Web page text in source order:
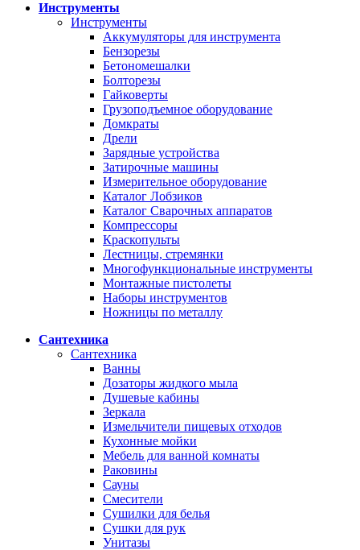
Инструменты
Инструменты
Аккумуляторы для инструмента
Бензорезы
Бетономешалки
Болторезы
Гайковерты
Грузоподъемное оборудование
Домкраты
Дрели
Зарядные устройства
Затирочные машины
Измерительное оборудование
Каталог Лобзиков
Каталог Сварочных аппаратов
Компрессоры
Краскопульты
Лестницы, стремянки
Многофункциональные инструменты
Монтажные пистолеты
Наборы инструментов
Ножницы по металлу
Сантехника
Сантехника
Ванны
Дозаторы жидкого мыла
Душевые кабины
Зеркала
Измельчители пищевых отходов
Кухонные мойки
Мебель для ванной комнаты
Раковины
Сауны
Смесители
Сушилки для белья
Сушки для рук
Унитазы